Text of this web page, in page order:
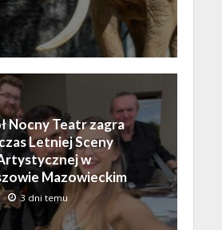
Nocny Teatr zagra
Letniej Sceny
w
Mazowieckim
3 dni temu